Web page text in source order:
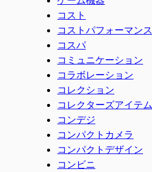
コスト
コストパフォーマンス
コスパ
コミュニケーション
コラボレーション
コレクション
コレクターズアイテム
コンデジ
コンパクトカメラ
コンパクトデザイン
コンビニ